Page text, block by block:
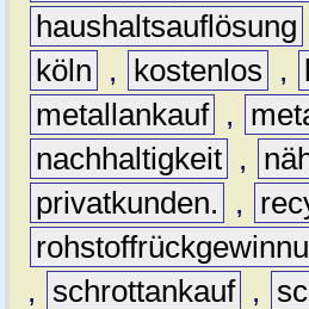
haushaltsauflösung
köln
, kostenlos ,
metallankauf ,
nachhaltigkeit ,
privatkunden.
,
,
schrottankauf ,